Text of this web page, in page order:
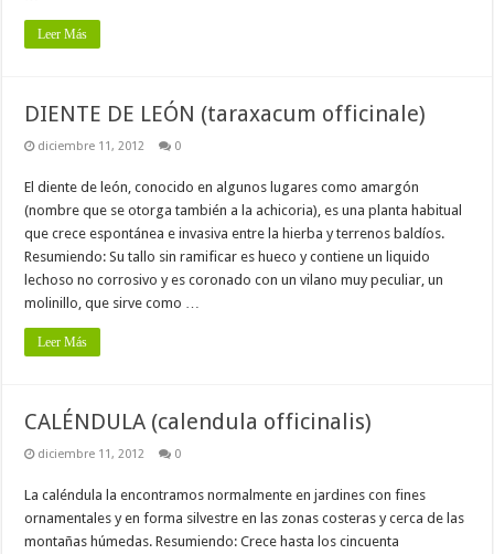
Leer Más
DIENTE DE LEÓN (taraxacum officinale)
diciembre 11, 2012 0
El diente de león, conocido en algunos lugares como amargón
(nombre que se otorga también a la achicoria), es una planta habitual
que crece espontánea e invasiva entre la hierba y terrenos baldíos.
Resumiendo: Su tallo sin ramificar es hueco y contiene un liquido
lechoso no corrosivo y es coronado con un vilano muy peculiar, un
molinillo, que sirve como …
Leer Más
CALÉNDULA (calendula officinalis)
diciembre 11, 2012 0
La caléndula la encontramos normalmente en jardines con fines
ornamentales y en forma silvestre en las zonas costeras y cerca de las
montañas húmedas. Resumiendo: Crece hasta los cincuenta